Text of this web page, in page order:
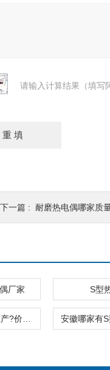
请输入计算结果（填写
下一篇 : 耐磨热电偶哪家质量
厂家 S型